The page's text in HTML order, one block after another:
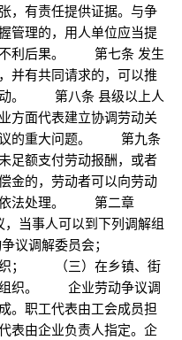
，有责任提供证据。与争
管理的，用人单位应当提
不利后果。 第七条 发生
并有共同请求的，可以推
动。 第八条 县级以上人
方面代表建立协调劳动关
议的重大问题。 第九条
足额支付劳动报酬，或者
金的，劳动者可以向劳动
依法处理。 第二章
事人可以到下列调解组
议调解委员会；
织； （三）在乡镇、街
组织。 企业劳动争议调
。职工代表由工会成员担
表由企业负责人指定。企